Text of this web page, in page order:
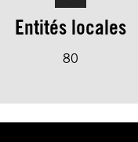
Entités locales
80